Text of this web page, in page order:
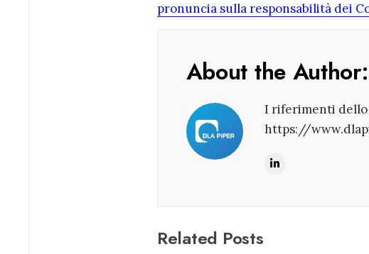
pronuncia sulla responsabilità dei
About the Author:
I riferimenti dello
https://
Related Posts